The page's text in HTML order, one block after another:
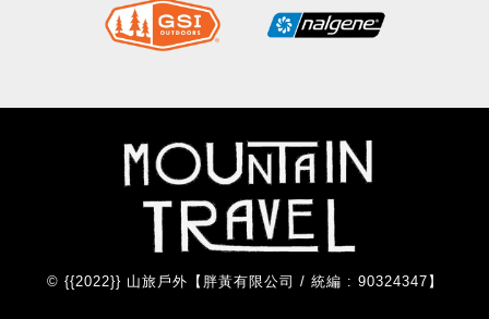
© {{2022}} 山旅戶外【胖黃有限公司 / 統編 : 90324347】